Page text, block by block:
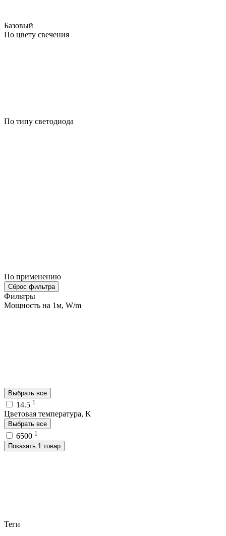
Базовый
По цвету свечения
По типу светодиода
По применению
Сброс фильтра
Фильтры
Мощность на 1м, W/m
Выбрать все
14.5 1
Цветовая температура, K
Выбрать все
6500 1
Показать 1 товар
Теги